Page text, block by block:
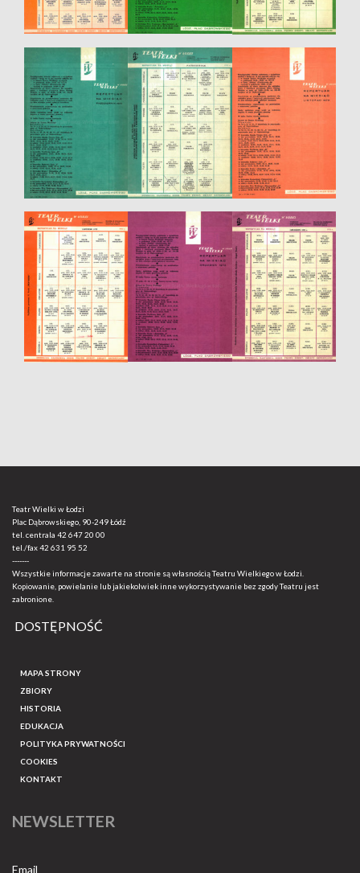
Teatr Wielki w Łodzi
Plac Dąbrowskiego, 90-249 Łódź
tel. centrala 42 647 20 00
tel./fax42 631 95 52
-------
Wszystkie informacje zawarte na stronie są własnością Teatru Wielkiego w Łodzi.
Kopiowanie, powielanie lub jakiekolwiek inne wykorzystywanie bez zgody Teatru jest
zabronione.
DOSTĘPNOŚĆ
MAPA STRONY
ZBIORY
HISTORIA
EDUKACJA
POLITYKA PRYWATNOŚCI
COOKIES
KONTAKT
NEWSLETTER
Email